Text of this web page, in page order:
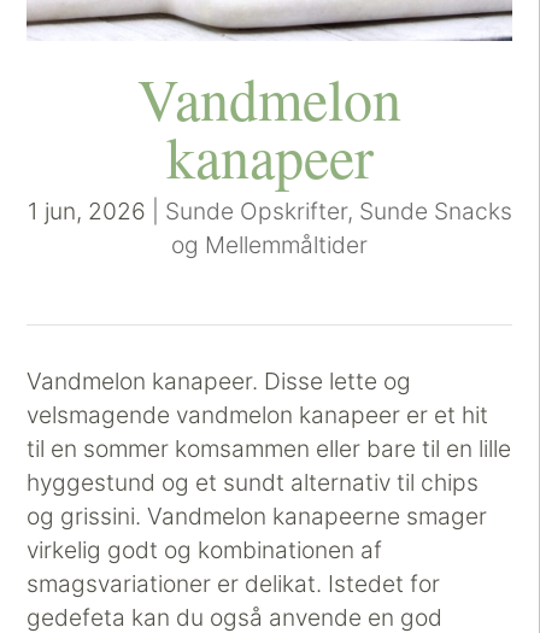
Vandmelon
kanapeer
1 jun, 2026 Sunde Opskrifter, Sunde Snacks
og Mellemmåltider
Vandmelon kanapeer. Disse lette og
velsmagende vandmelon kanapeer er et hit
til en sommer komsammen eller bare til en lille
hyggestund og et sundt alternativ til chips
og grissini. Vandmelon kanapeerne smager
virkelig godt og kombinationen af
smagsvariationer er delikat. Istedet for
gedefeta kan du også anvende en god